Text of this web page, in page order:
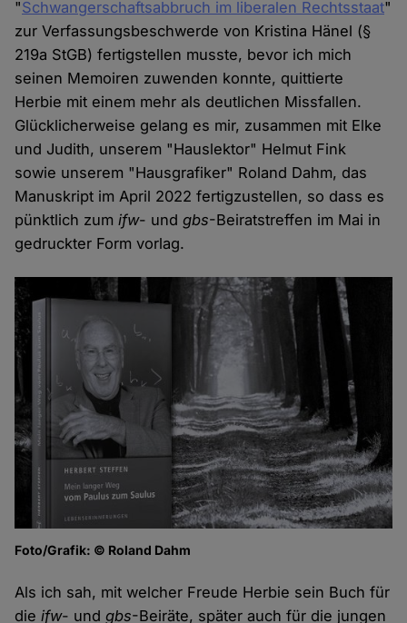
"Schwangerschaftsabbruch im liberalen Rechtsstaat"
zur Verfassungsbeschwerde von Kristina Hänel (§
219a StGB) fertigstellen musste, bevor ich mich
seinen Memoiren zuwenden konnte, quittierte
Herbie mit einem mehr als deutlichen Missfallen.
Glücklicherweise gelang es mir, zusammen mit Elke
und Judith, unserem "Hauslektor" Helmut Fink
sowie unserem "Hausgrafiker" Roland Dahm, das
Manuskript im April 2022 fertigzustellen, so dass es
pünktlich zumifw- undgbs-Beiratstreffen im Mai in
gedruckter Form vorlag.
Foto/Grafik: © Roland Dahm
Als ich sah, mit welcher Freude Herbie sein Buch für
dieifw- undgbs-Beiräte, später auch für die jungen